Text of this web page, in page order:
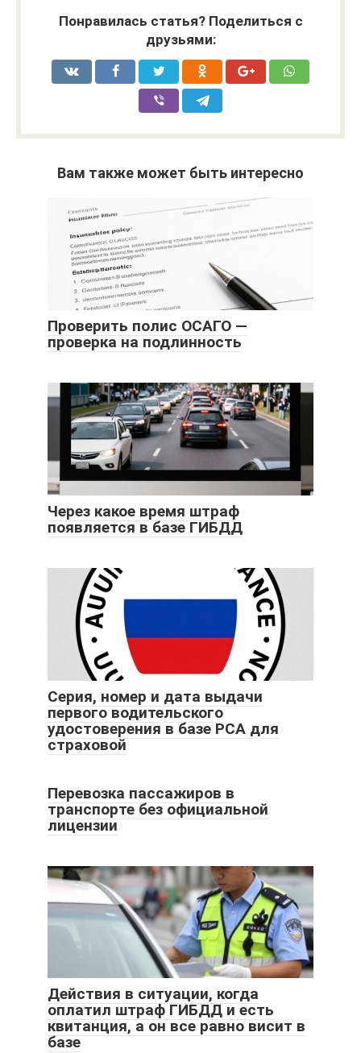
Понравилась статья? Поделиться с
друзьями:
Вам также может быть интересно
Проверить полис ОСАГО —
проверка на подлинность
Через какое время штраф
появляется в базе ГИБДД
Серия, номер и дата выдачи
первого водительского
удостоверения в базе РСА для
страховой
Перевозка пассажиров в
транспорте без официальной
лицензии
Действия в ситуации, когда
оплатил штраф ГИБДД и есть
квитанция, а он все равно висит в
базе